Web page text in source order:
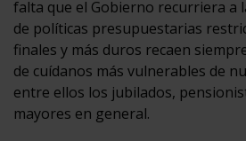
falta que el Gobierno recurriera a
de políticas presupuestarias
finales y más duros recaen
de cuídanos más vulnerables de
entre ellos los jubilados,
mayores en general.